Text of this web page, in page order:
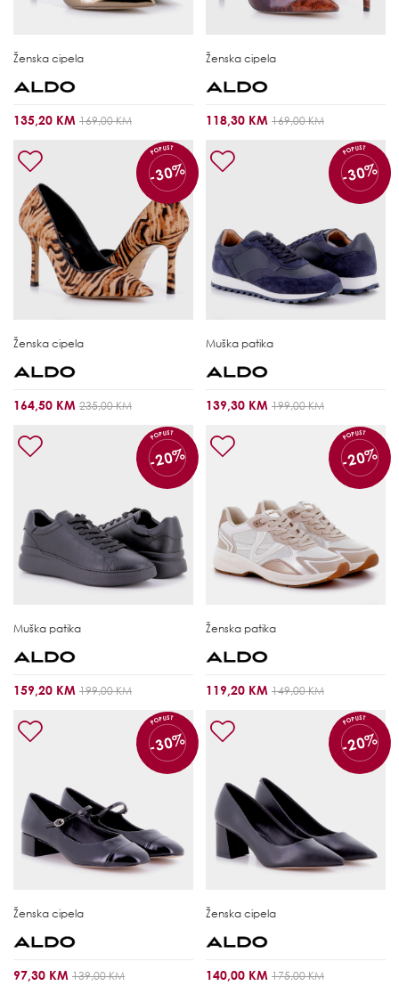
Ženska cipela
135,20 KM 169,00 KM
Ženska cipela
118,30 KM 169,00 KM
POPUST
-30%
Ženska cipela
164,50 KM 235,00 KM
POPUST
-30%
Muška patika
139,30 KM 199,00 KM
POPUST
-20%
Muška patika
159,20 KM 199,00 KM
POPUST
-20%
Ženska patika
119,20 KM 149,00 KM
POPUST
-30%
Ženska cipela
97,30 KM 139,00 KM
POPUST
-20%
Ženska cipela
140,00 KM 175,00 KM